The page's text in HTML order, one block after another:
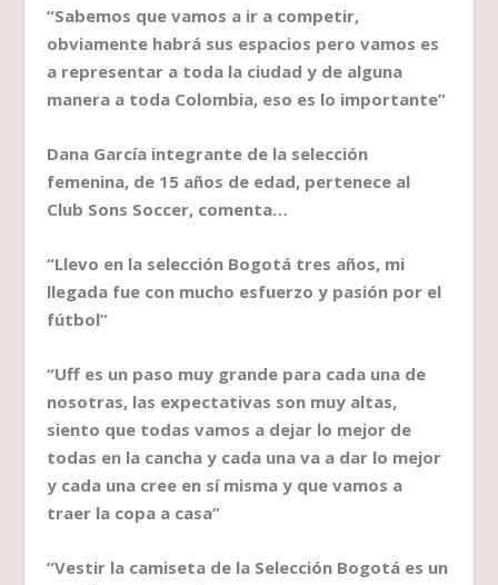
“Sabemos que vamos a ir a competir,
obviamente habrá sus espacios pero vamos es
a representar a toda la ciudad y de alguna
manera a toda Colombia, eso es lo importante”
Dana García integrante de la selección
femenina, de 15 años de edad, pertenece al
Club Sons Soccer, comenta…
“Llevo en la selección Bogotá tres años, mi
llegada fue con mucho esfuerzo y pasión por el
fútbol”
“Uff es un paso muy grande para cada una de
nosotras, las expectativas son muy altas,
siento que todas vamos a dejar lo mejor de
todas en la cancha y cada una va a dar lo mejor
y cada una cree en sí misma y que vamos a
traer la copa a casa”
“Vestir la camiseta de la Selección Bogotá es un